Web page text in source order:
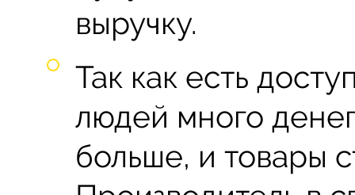
выручку.
Так как есть
людей много
больше, и товары